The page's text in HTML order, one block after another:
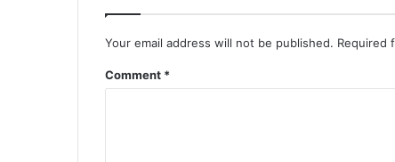
Your email address will not be published. Required
Comment *